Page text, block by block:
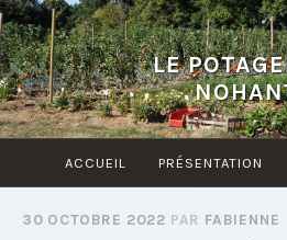
Accéder
au
contenu
principal
LE
ACCUEIL PRÉSENTATION
30 OCTOBRE 2022 PAR FABIENNE